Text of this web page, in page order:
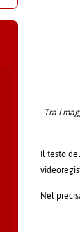
Tra i
Il testo
Nel